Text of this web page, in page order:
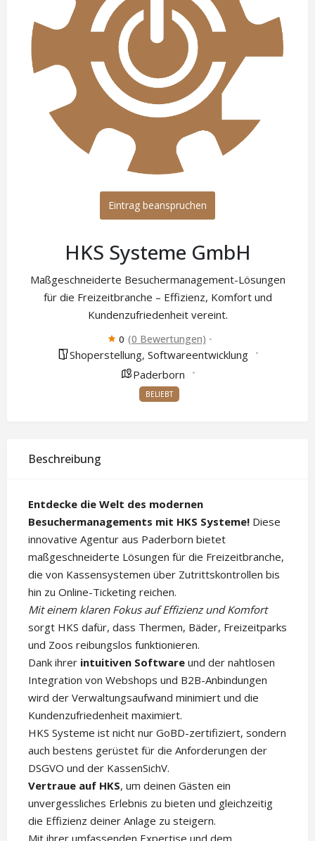
Eintrag beanspruchen
HKS Systeme GmbH
Maßgeschneiderte Besuchermanagement-Lösungen
für die Freizeitbranche – Effizienz, Komfort und
Kundenzufriedenheit vereint.
0 (0 Bewertungen)
Shoperstellung, Softwareentwicklung
Paderborn
BELIEBT
Beschreibung
Entdecke die Welt des modernen
Besuchermanagements mit HKS Systeme! Diese
innovative Agentur aus Paderborn bietet
maßgeschneiderte Lösungen für die Freizeitbranche,
die von Kassensystemen über Zutrittskontrollen bis
hin zu Online-Ticketing reichen.
Mit einem klaren Fokus auf Effizienz und Komfort
sorgt HKS dafür, dass Thermen, Bäder, Freizeitparks
und Zoos reibungslos funktionieren.
Dank ihrer intuitiven Software und der nahtlosen
Integration von Webshops und B2B-Anbindungen
wird der Verwaltungsaufwand minimiert und die
Kundenzufriedenheit maximiert.
HKS Systeme ist nicht nur GoBD-zertifiziert, sondern
auch bestens gerüstet für die Anforderungen der
DSGVO und der KassenSichV.
Vertraue auf HKS, um deinen Gästen ein
unvergessliches Erlebnis zu bieten und gleichzeitig
die Effizienz deiner Anlage zu steigern.
Mit ihrer umfassenden Expertise und dem